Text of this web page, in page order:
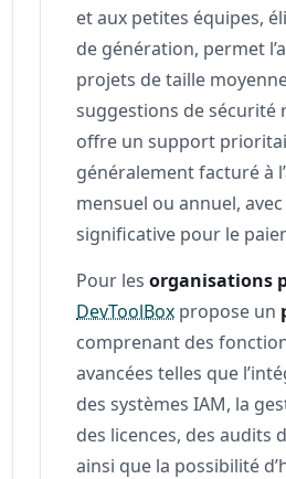
et aux petites équipes,
de génération, permet
projets de taille
suggestions de sécurité
offre un support
généralement facturé à
mensuel ou annuel,
significative pour le
Pour lesorganisations
DevToolBox propose un
comprenant des
avancées telles que
des systèmes IAM, la
des licences, des audits
ainsi que la possibilité